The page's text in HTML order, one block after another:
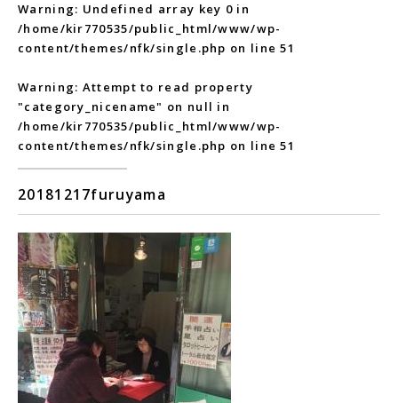
Warning: Undefined array key 0 in
/home/kir770535/public_html/www/wp-
content/themes/nfk/single.php on line51
Warning: Attempt to read property
"category_nicename" on null in
/home/kir770535/public_html/www/wp-
content/themes/nfk/single.php on line51
20181217furuyama